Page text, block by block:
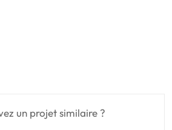
un projet similaire ?